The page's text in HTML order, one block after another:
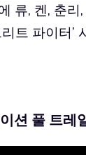
류, 켄, 춘
트 파이터’
션 풀 트레